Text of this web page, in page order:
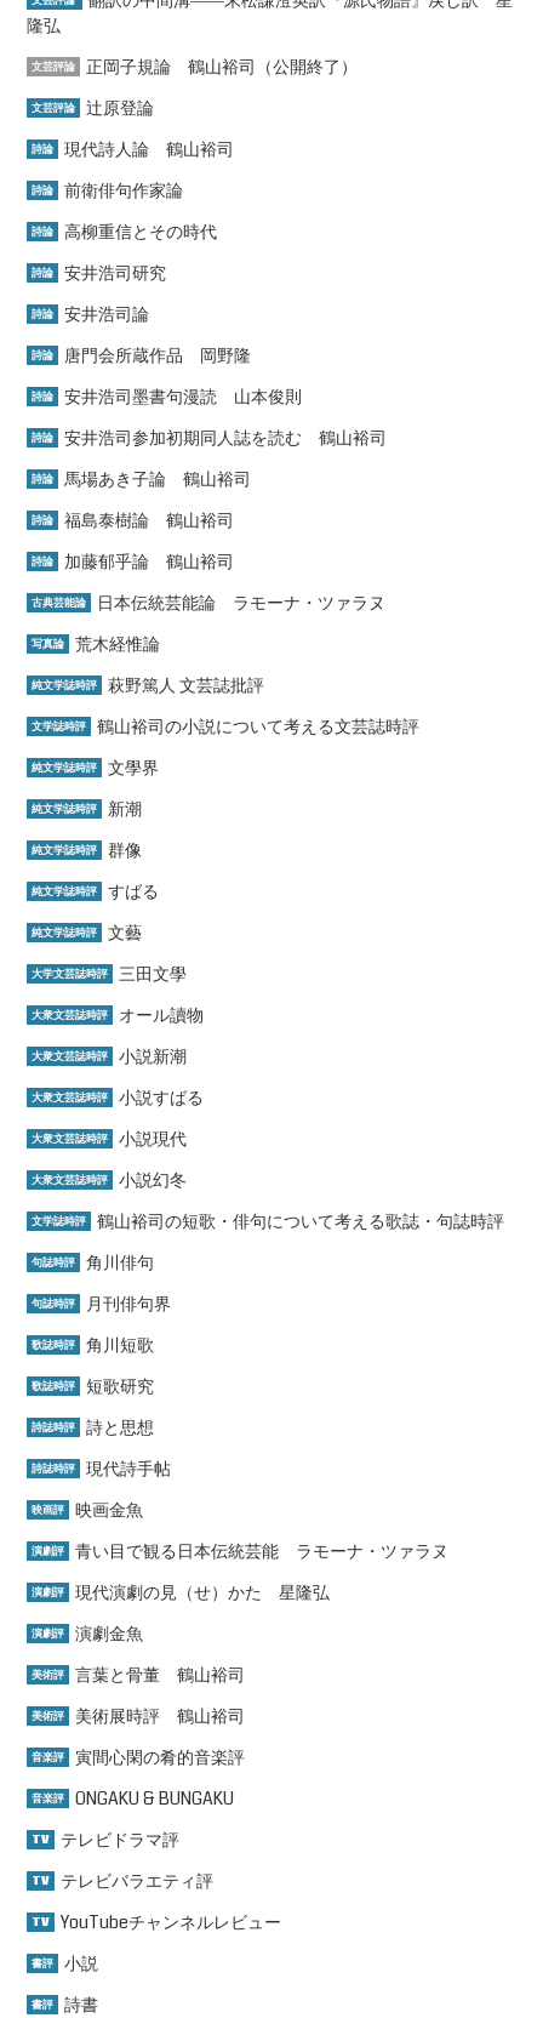
隆弘
文芸評論 正岡子規論 鶴山裕司（公開終了）
文芸評論 辻原登論
詩論 現代詩人論 鶴山裕司
詩論 前衛俳句作家論
詩論 高柳重信とその時代
詩論 安井浩司研究
詩論 安井浩司論
詩論 唐門会所蔵作品 岡野隆
詩論 安井浩司墨書句漫読 山本俊則
詩論 安井浩司参加初期同人誌を読む 鶴山裕司
詩論 馬場あき子論 鶴山裕司
詩論 福島泰樹論 鶴山裕司
詩論 加藤郁乎論 鶴山裕司
古典芸能論 日本伝統芸能論 ラモーナ・ツァラヌ
写真論 荒木経惟論
純文学誌時評 萩野篤人 文芸誌批評
文学誌時評 鶴山裕司の小説について考える文芸誌時評
純文学誌時評 文學界
純文学誌時評 新潮
純文学誌時評 群像
純文学誌時評 すばる
純文学誌時評 文藝
大学文芸誌時評 三田文學
大衆文芸誌時評 オール讀物
大衆文芸誌時評 小説新潮
大衆文芸誌時評 小説すばる
大衆文芸誌時評 小説現代
大衆文芸誌時評 小説幻冬
文学誌時評 鶴山裕司の短歌・俳句について考える歌誌・句誌時評
句誌時評 角川俳句
句誌時評 月刊俳句界
歌誌時評 角川短歌
歌誌時評 短歌研究
詩誌時評 詩と思想
詩誌時評 現代詩手帖
映画評 映画金魚
演劇評 青い目で観る日本伝統芸能 ラモーナ・ツァラヌ
演劇評 現代演劇の見（せ）かた 星隆弘
演劇評 演劇金魚
美術評 言葉と骨董 鶴山裕司
美術評 美術展時評 鶴山裕司
音楽評 寅間心閑の肴的音楽評
音楽評 ONGAKU & BUNGAKU
TV テレビドラマ評
TV テレビバラエティ評
TV YouTubeチャンネルレビュー
書評 小説
書評 詩書